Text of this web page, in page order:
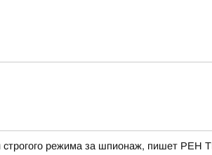
режима за шпионаж, пишет РЕН